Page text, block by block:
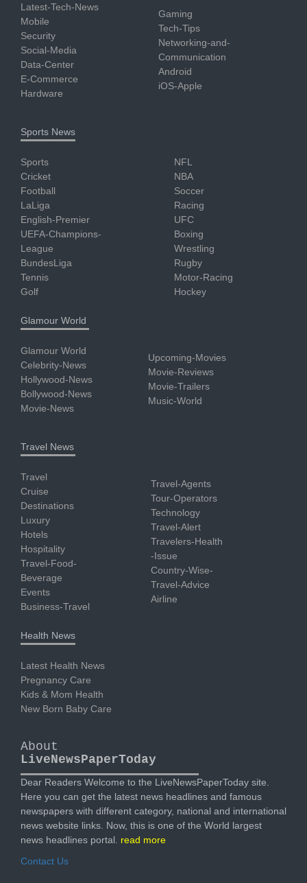
Latest-Tech-News
Mobile
Security
Social-Media
Data-Center
E-Commerce
Hardware
Gaming
Tech-Tips
Networking-and-
Communication
Android
iOS-Apple
Sports News
Sports
Cricket
Football
LaLiga
English-Premier
UEFA-Champions-
League
BundesLiga
Tennis
Golf
NFL
NBA
Soccer
Racing
UFC
Boxing
Wrestling
Rugby
Motor-Racing
Hockey
Glamour World
Glamour World
Celebrity-News
Hollywood-News
Bollywood-News
Movie-News
Upcoming-Movies
Movie-Reviews
Movie-Trailers
Music-World
Travel News
Travel
Cruise
Destinations
Luxury
Hotels
Hospitality
Travel-Food-
Beverage
Events
Business-Travel
Travel-Agents
Tour-Operators
Technology
Travel-Alert
Travelers-Health
-Issue
Country-Wise-
Travel-Advice
Airline
Health News
Latest Health News
Pregnancy Care
Kids & Mom Health
New Born Baby Care
About
LiveNewsPaperToday
Dear Readers Welcome to the LiveNewsPaperToday site.
Here you can get the latest news headlines and famous
newspapers with different category, national and international
news website links. Now, this is one of the World largest
news headlines portal. read more
Contact Us